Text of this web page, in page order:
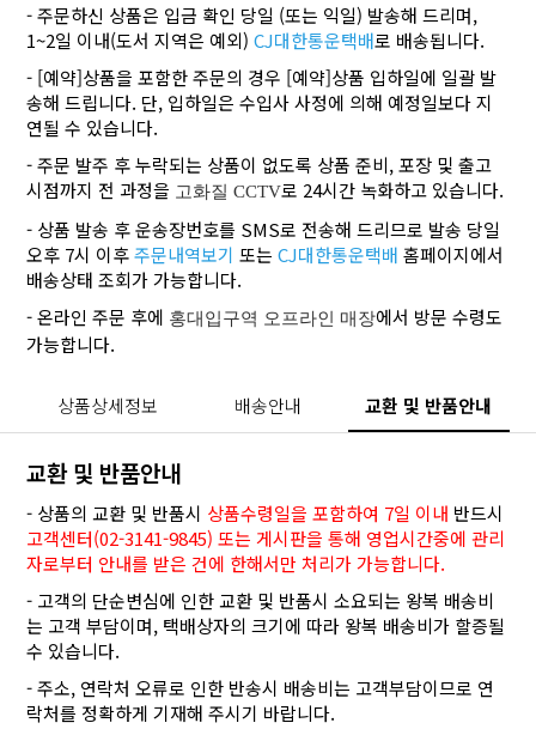
- 주문하신 상품은 입금 확인 당일 (또는 익일) 발송해 드리며,
1~2일 이내(도서 지역은 예외)CJ대한통운택배로 배송됩니다.
- [예약]상품을 포함한 주문의 경우 [예약]상품 입하일에 일괄 발
송해 드립니다. 단, 입하일은 수입사 사정에 의해 예정일보다 지
연될 수 있습니다.
- 주문 발주 후 누락되는 상품이 없도록 상품 준비, 포장 및 출고
시점까지 전 과정을 고화질 CCTV로 24시간 녹화하고 있습니다.
- 상품 발송 후 운송장번호를 SMS로 전송해 드리므로 발송 당일
오후 7시 이후주문내역보기 또는CJ대한통운택배 홈페이지에서
배송상태 조회가 가능합니다.
- 온라인 주문 후에 홍대입구역 오프라인 매장에서 방문 수령도
가능합니다.
상품상세정보 배송안내 교환 및 반품안내
교환 및 반품안내
- 상품의 교환 및 반품시 상품수령일을 포함하여 7일 이내 반드시
고객센터(02-3141-9845) 또는 게시판을 통해 영업시간중에 관리
자로부터 안내를 받은 건에 한해서만 처리가 가능합니다.
- 고객의 단순변심에 인한 교환 및 반품시 소요되는 왕복 배송비
는 고객 부담이며, 택배상자의 크기에 따라 왕복 배송비가 할증될
수 있습니다.
- 주소, 연락처 오류로 인한 반송시 배송비는 고객부담이므로 연
락처를 정확하게 기재해 주시기 바랍니다.